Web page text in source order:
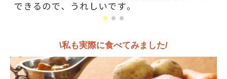
\私も実際に食べてみました/